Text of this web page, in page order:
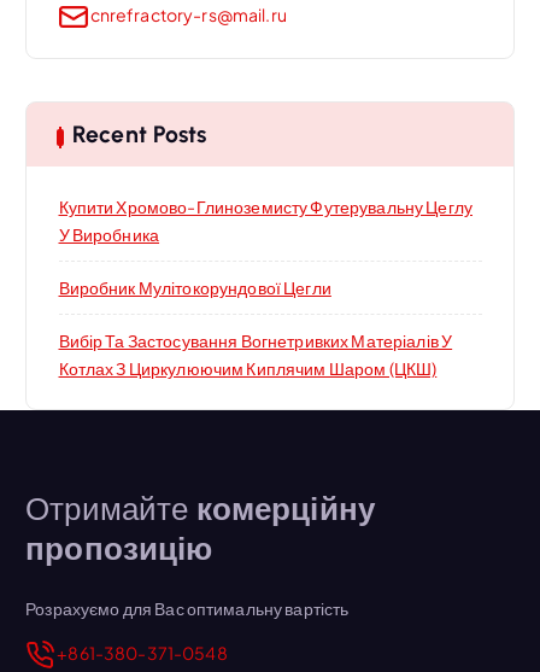
cnrefractory-rs@mail.ru
Recent Posts
Купити Хромово-Глиноземисту Футерувальну Цеглу
У Виробника
Виробник Мулітокорундової Цегли
Вибір Та Застосування Вогнетривких Матеріалів У
Котлах З Циркулюючим Киплячим Шаром (ЦКШ)
Отримайте комерційну
пропозицію
Розрахуємо для Вас оптимальну вартість
+861-380-371-0548